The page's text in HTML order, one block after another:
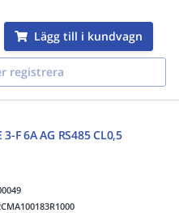
Lägg till i kundvagn
registrera
3-F 6A AG RS485 CL0,5